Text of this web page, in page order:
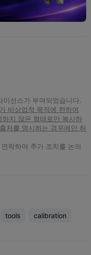
선스가 부여되었습니다.
비상업적 목적에 한하여
지 않은 형태로만 복사하
처를 명시하는 경우에만 허
락하여 추가 조치를 논의
tools calibration